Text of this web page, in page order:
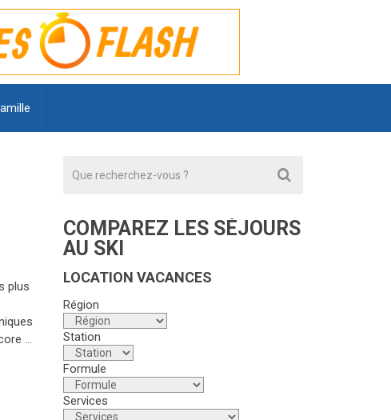
plus
…
COMPAREZ LES SÉJOURS
AU SKI
LOCATION VACANCES
Région
Station
Formule
Services